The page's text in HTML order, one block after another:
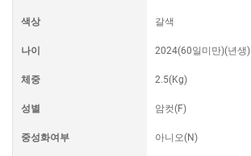
색상 갈색
나이 2024(60일미만)(년생)
체중 2.5(Kg)
성별 암컷(F)
중성화여부 아니오(N)